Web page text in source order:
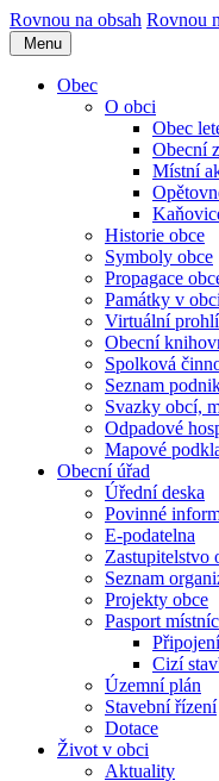
Rovnou na obsah Rovnou
Menu
Obec
O obci
Obec
Obecní
Místní
Historie obce
Symboly obce
Propagace
Památky v obci
Virtuální
Obecní
Spolková
Seznam
Svazky obcí,
Odpadové
Mapové
Obecní úřad
Úřední deska
Povinné
E-podatelna
Zastupitelstvo
Seznam
Projekty obce
Pasport
Cizí
Územní plán
Stavební řízení
Dotace
Život v obci
Aktuality